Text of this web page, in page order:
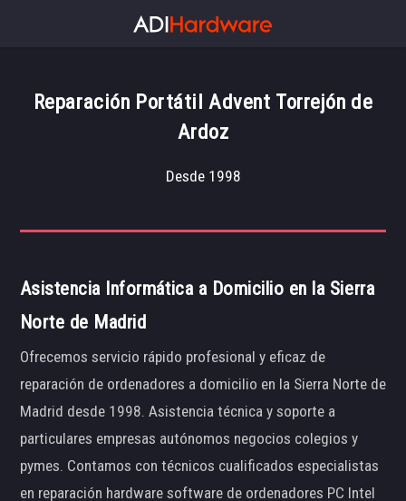
Reparación Portátil Advent Torrejón de
Ardoz
Desde 1998
Asistencia Informática a Domicilio en la Sierra
Norte de Madrid
Ofrecemos servicio rápido profesional y eficaz de
reparación de ordenadores a domicilio en la Sierra Norte de
Madrid desde 1998. Asistencia técnica y soporte a
particulares empresas autónomos negocios colegios y
pymes. Contamos con técnicos cualificados especialistas
en reparación hardware software de ordenadores PC Intel